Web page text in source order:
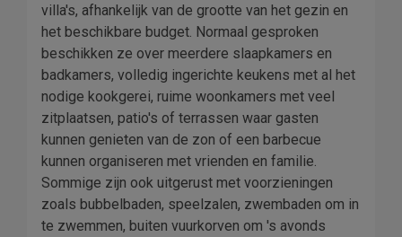
villa's, afhankelijk van de grootte van het gezin en
het beschikbare budget. Normaal gesproken
beschikken ze over meerdere slaapkamers en
badkamers, volledig ingerichte keukens met al het
nodige kookgerei, ruime woonkamers met veel
zitplaatsen, patio's of terrassen waar gasten
kunnen genieten van de zon of een barbecue
kunnen organiseren met vrienden en familie.
Sommige zijn ook uitgerust met voorzieningen
zoals bubbelbaden, speelzalen, zwembaden om in
te zwemmen, buiten vuurkorven om 's avonds